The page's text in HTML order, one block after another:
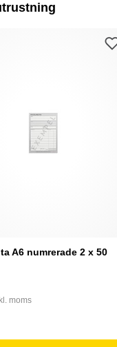
A6 numrerade 2 x 50
moms